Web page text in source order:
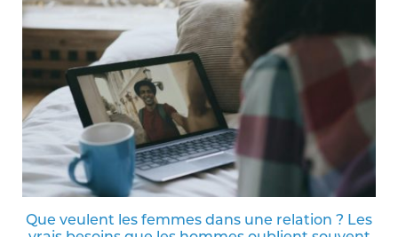
Que veulent les femmes dans une relation ? Les